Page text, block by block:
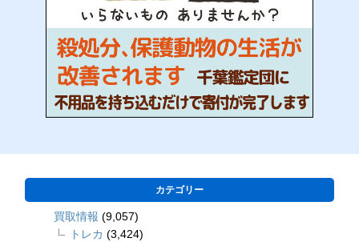
カテゴリー
買取情報 (9,057)
トレカ (3,424)